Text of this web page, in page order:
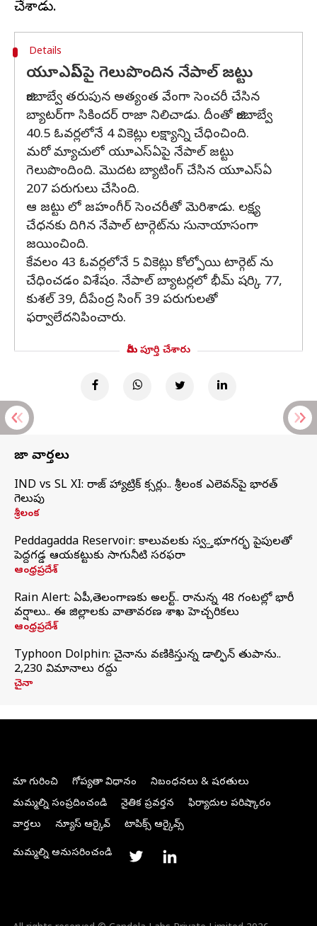
Details
యూఎస్ఏపై గెలుపొందిన నేపాల్ జట్టు
జింబాబ్వే తరుపున అత్యంత వేంగా సెంచరీ చేసిన
బ్యాటర్‌గా సికిందర్ రాజా నిలిచాడు. దీంతో జింబాబ్వే
40.5 ఓవర్లలోనే 4 వికెట్లు లక్ష్యాన్ని చేధించింది.
మరో మ్యాచులో యూఎస్ఏపై నేపాల్ జట్టు
గెలుపొందింది. మొదట బ్యాటింగ్ చేసిన యూఎస్ఏ
207 పరుగులు చేసింది.
ఆ జట్టు లో జహంగీర్ సెంచరీతో మెరిశాడు. లక్ష్య
చేధనకు దిగిన నేపాల్ టార్గెట్‌ను సునాయాసంగా
జయించింది.
కేవలం 43 ఓవర్లలోనే 5 వికెట్లు కోల్పోయి టార్గెట్ ను
చేధించడం విశేషం. నేపాల్ బ్యాటర్లలో భీమ్ షర్కి 77,
కుశల్ 39, దీపేంద్ర సింగ్ 39 పరుగులతో
ఫర్వాలేదనిపించారు.
మీరు పూర్తి చేశారు
తాజా వార్తలు
IND vs SL XI: సిరాజ్‌ హ్యాట్రిక్‌ సిక్సర్లు.. శ్రీలంక ఎలెవన్‌పై భారత్‌
గెలుపు
శ్రీలంక
Peddagadda Reservoir: కాలువలకు స్వస్తి.. భూగర్భ పైపులతో
పెద్దగడ్డ ఆయకట్టుకు సాగునీటి సరఫరా
ఆంధ్రప్రదేశ్
Rain Alert: ఏపీ,తెలంగాణకు అలర్ట్.. రానున్న 48 గంటల్లో భారీ
వర్షాలు.. ఈ జిల్లాలకు వాతావరణ శాఖ హెచ్చరికలు
ఆంధ్రప్రదేశ్
Typhoon Dolphin: చైనాను వణికిస్తున్న డాల్ఫిన్‌ తుపాను..
2,230 విమానాలు రద్దు
చైనా
మా గురించి గోప్యతా విధానం
నిబంధనలు & షరతులు
మమ్మల్ని సంప్రదించండి
నైతిక ప్రవర్తన
ఫిర్యాదుల పరిష్కారం
వార్తలు
న్యూస్ ఆర్కైవ్ టాపిక్స్ ఆర్కైవ్స్
మమ్మల్ని అనుసరించండి